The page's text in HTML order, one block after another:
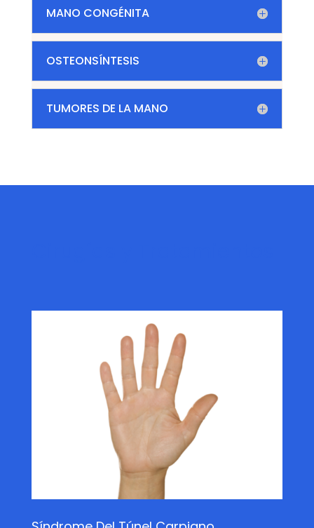
MANO CONGÉNITA
OSTEONSÍNTESIS
TUMORES DE LA MANO